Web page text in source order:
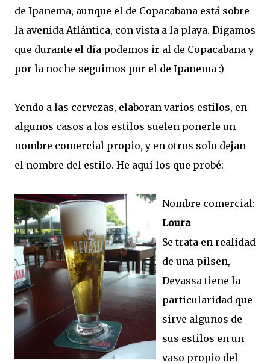
de Ipanema, aunque el de Copacabana está sobre
la avenida Atlántica, con vista a la playa. Digamos
que durante el día podemos ir al de Copacabana y
por la noche seguimos por el de Ipanema :)
Yendo a las cervezas, elaboran varios estilos, en
algunos casos a los estilos suelen ponerle un
nombre comercial propio, y en otros solo dejan
el nombre del estilo. He aquí los que probé:
Nombre comercial:
Loura
Se trata en realidad
de una pilsen,
Devassa tiene la
particularidad que
sirve algunos de
sus estilos en un
vaso propio del